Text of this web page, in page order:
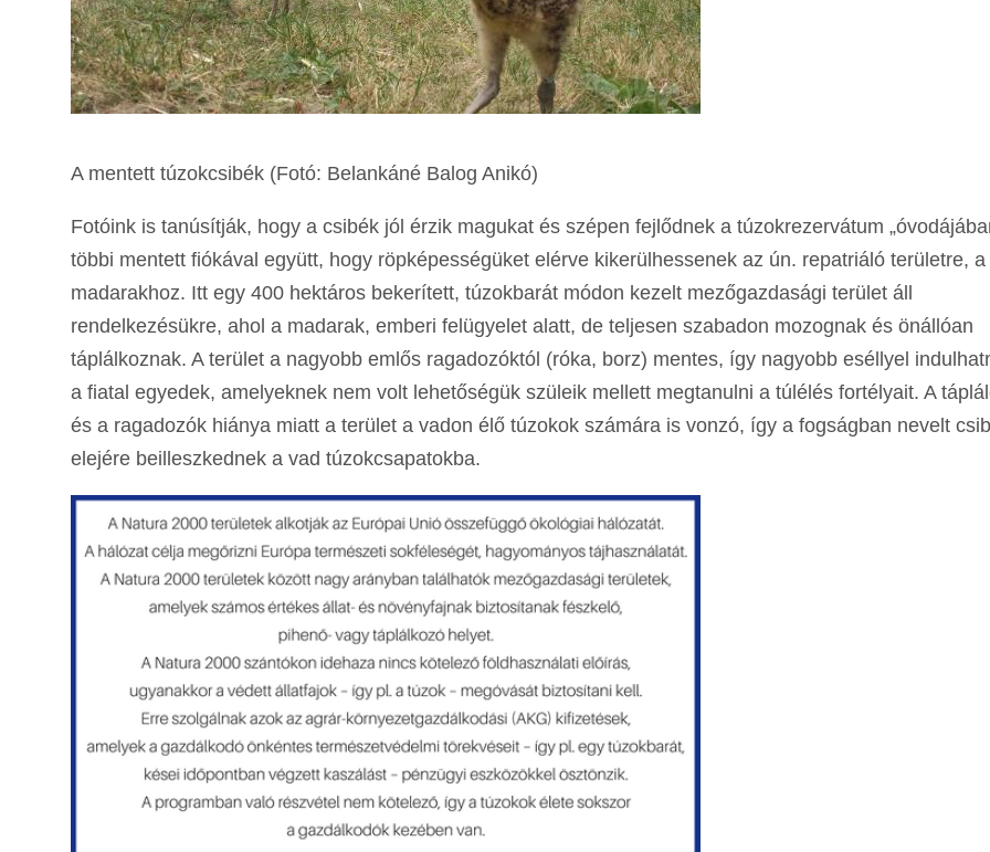
A mentett túzokcsibék (Fotó: Belankáné Balog Anikó)
Fotóink is tanúsítják, hogy a csibék jól érzik magukat és szépen fejlődnek a túzokrezervátum
többi mentett fiókával együtt, hogy röpképességüket elérve kikerülhessenek az ún. repatriáló területre,
madarakhoz. Itt egy 400 hektáros bekerített, túzokbarát módon kezelt mezőgazdasági terület áll
rendelkezésükre, ahol a madarak, emberi felügyelet alatt, de teljesen szabadon mozognak és önállóan
táplálkoznak. A terület a nagyobb emlős ragadozóktól (róka, borz) mentes, így nagyobb eséllyel
a fiatal egyedek, amelyeknek nem volt lehetőségük szüleik mellett megtanulni a túlélés fortélyait. A
és a ragadozók hiánya miatt a terület a vadon élő túzokok számára is vonzó, így a fogságban nevelt
elejére beilleszkednek a vad túzokcsapatokba.